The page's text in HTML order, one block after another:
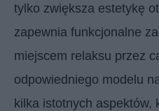
tylko zwiększa estetykę
zapewnia funkcjonalne
miejscem relaksu przez
odpowiedniego modelu
kilka istotnych aspektów,